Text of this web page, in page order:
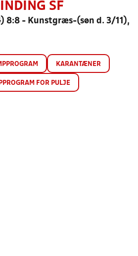
SF
8:8 - Kunstgræs-(søn d. 3/11),
KARANTÆNER
FOR PULJE